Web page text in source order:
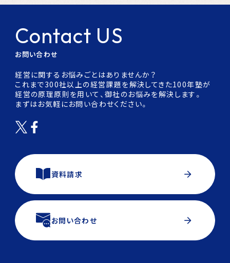
お問い合わせ
Contact US
お問い合わせ
経営に関するお悩みごとはありませんか？
これまで300社以上の経営課題を解決してきた100年塾が
経営の原理原則を用いて、御社のお悩みを解決します。
まずはお気軽にお問い合わせください。
資料請求
お問い合わせ